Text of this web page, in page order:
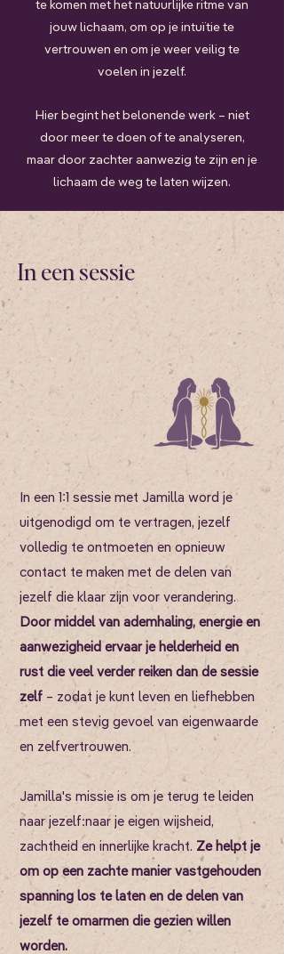
te komen met het natuurlijke ritme van
jouw lichaam, om op je intuïtie te
vertrouwen en om je weer veilig te
voelen in jezelf.
Hier begint het belonende werk – niet
door meer te doen of te analyseren,
maar door zachter aanwezig te zijn en je
lichaam de weg te laten wijzen.
In een sessie
In een 1:1 sessie met Jamilla word je
uitgenodigd om te vertragen, jezelf
volledig te ontmoeten en opnieuw
contact te maken met de delen van
jezelf die klaar zijn voor verandering.
Door middel van ademhaling, energie en
aanwezigheid ervaar je helderheid en
rust die veel verder reiken dan de sessie
zelf – zodat je kunt leven en liefhebben
met een stevig gevoel van eigenwaarde
en zelfvertrouwen.
Jamilla's missie is om je terug te leiden
naar jezelf: naar je eigen wijsheid,
zachtheid en innerlijke kracht. Ze helpt je
om op een zachte manier vastgehouden
spanning los te laten en de delen van
jezelf te omarmen die gezien willen
worden.